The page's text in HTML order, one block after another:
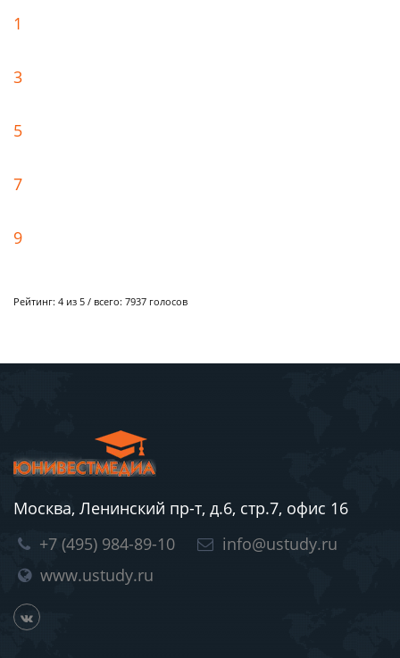
1
3
5
7
9
Рейтинг: 4 из 5 / всего: 7937 голосов
Москва, Ленинский пр-т, д.6, стр.7, офис 16
+7 (495) 984-89-10
info@ustudy.ru
www.ustudy.ru